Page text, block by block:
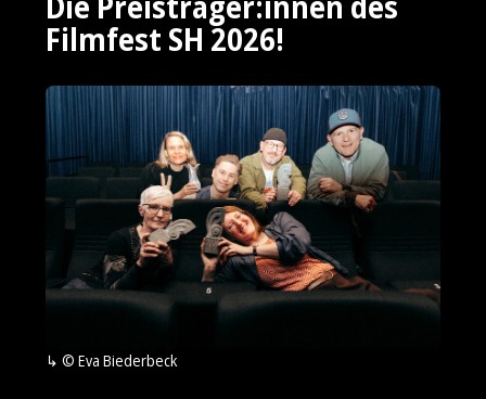
Filmfest SH 2026!
© Eva Biederbeck